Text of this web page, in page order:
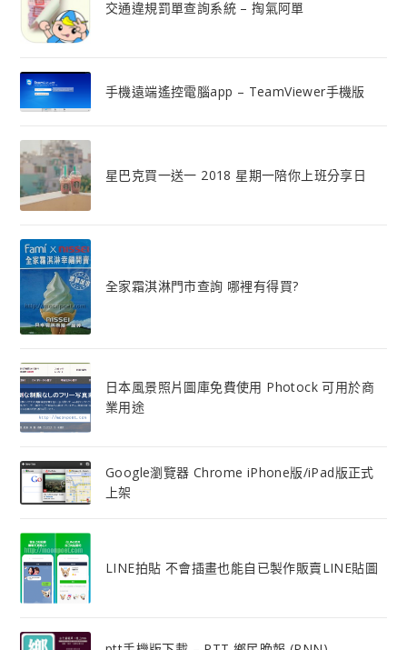
交通違規罰單查詢系統 – 掏氣阿單
手機遠端遙控電腦app – TeamViewer手機版
星巴克買一送一 2018 星期一陪你上班分享日
全家霜淇淋門市查詢 哪裡有得買?
日本風景照片圖庫免費使用 Photock 可用於商
業用途
Google瀏覽器 Chrome iPhone版/iPad版正式
上架
LINE拍貼 不會插畫也能自已製作販賣LINE貼圖